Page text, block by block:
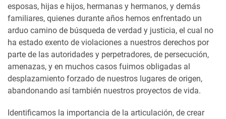
esposas, hijas e hijos, hermanas y hermanos, y demás
familiares, quienes durante años hemos enfrentado un
arduo camino de búsqueda de verdad y justicia, el cual no
ha estado exento de violaciones a nuestros derechos por
parte de las autoridades y perpetradores, de persecución,
amenazas, y en muchos casos fuimos obligadas al
desplazamiento forzado de nuestros lugares de origen,
abandonando así también nuestros proyectos de vida.
Identificamos la importancia de la articulación, de crear